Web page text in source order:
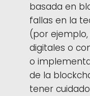
basada en
fallas en la
(por
digitales o
o
de la
tener